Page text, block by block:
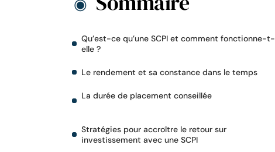
Qu’est-ce qu’une SCPI et comment fonctionne-t-
elle ?
Le rendement et sa constance dans le temps
La durée de placement conseillée
Stratégies pour accroître le retour sur
investissement avec une SCPI